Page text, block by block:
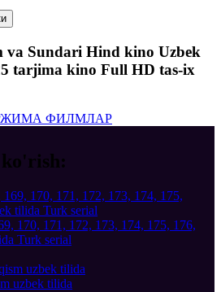
va Sundari Hind kino Uzbek
tarjima kino Full HD tas-ix
ФИЛМЛАР
ko'rish:
170, 171, 172, 173, 174, 175, 176,
Turk serial
uzbek tilida